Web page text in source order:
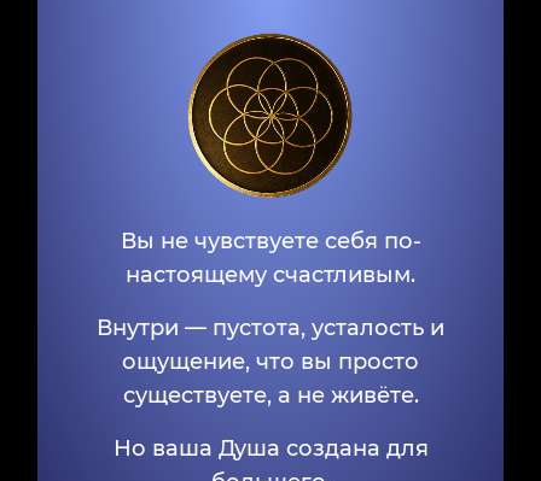
Вы не чувствуете себя по-
настоящему счастливым.
Внутри — пустота, усталость и
ощущение, что вы просто
существуете, а не живёте.
Но ваша Душа создана для